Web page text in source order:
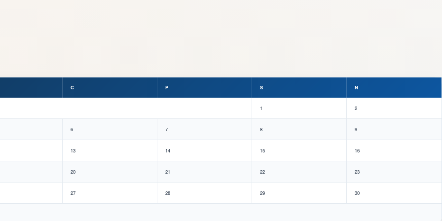
C P S N
1 2
6 7 8 9
13 14 15 16
20 21 22 23
27 28 29 30